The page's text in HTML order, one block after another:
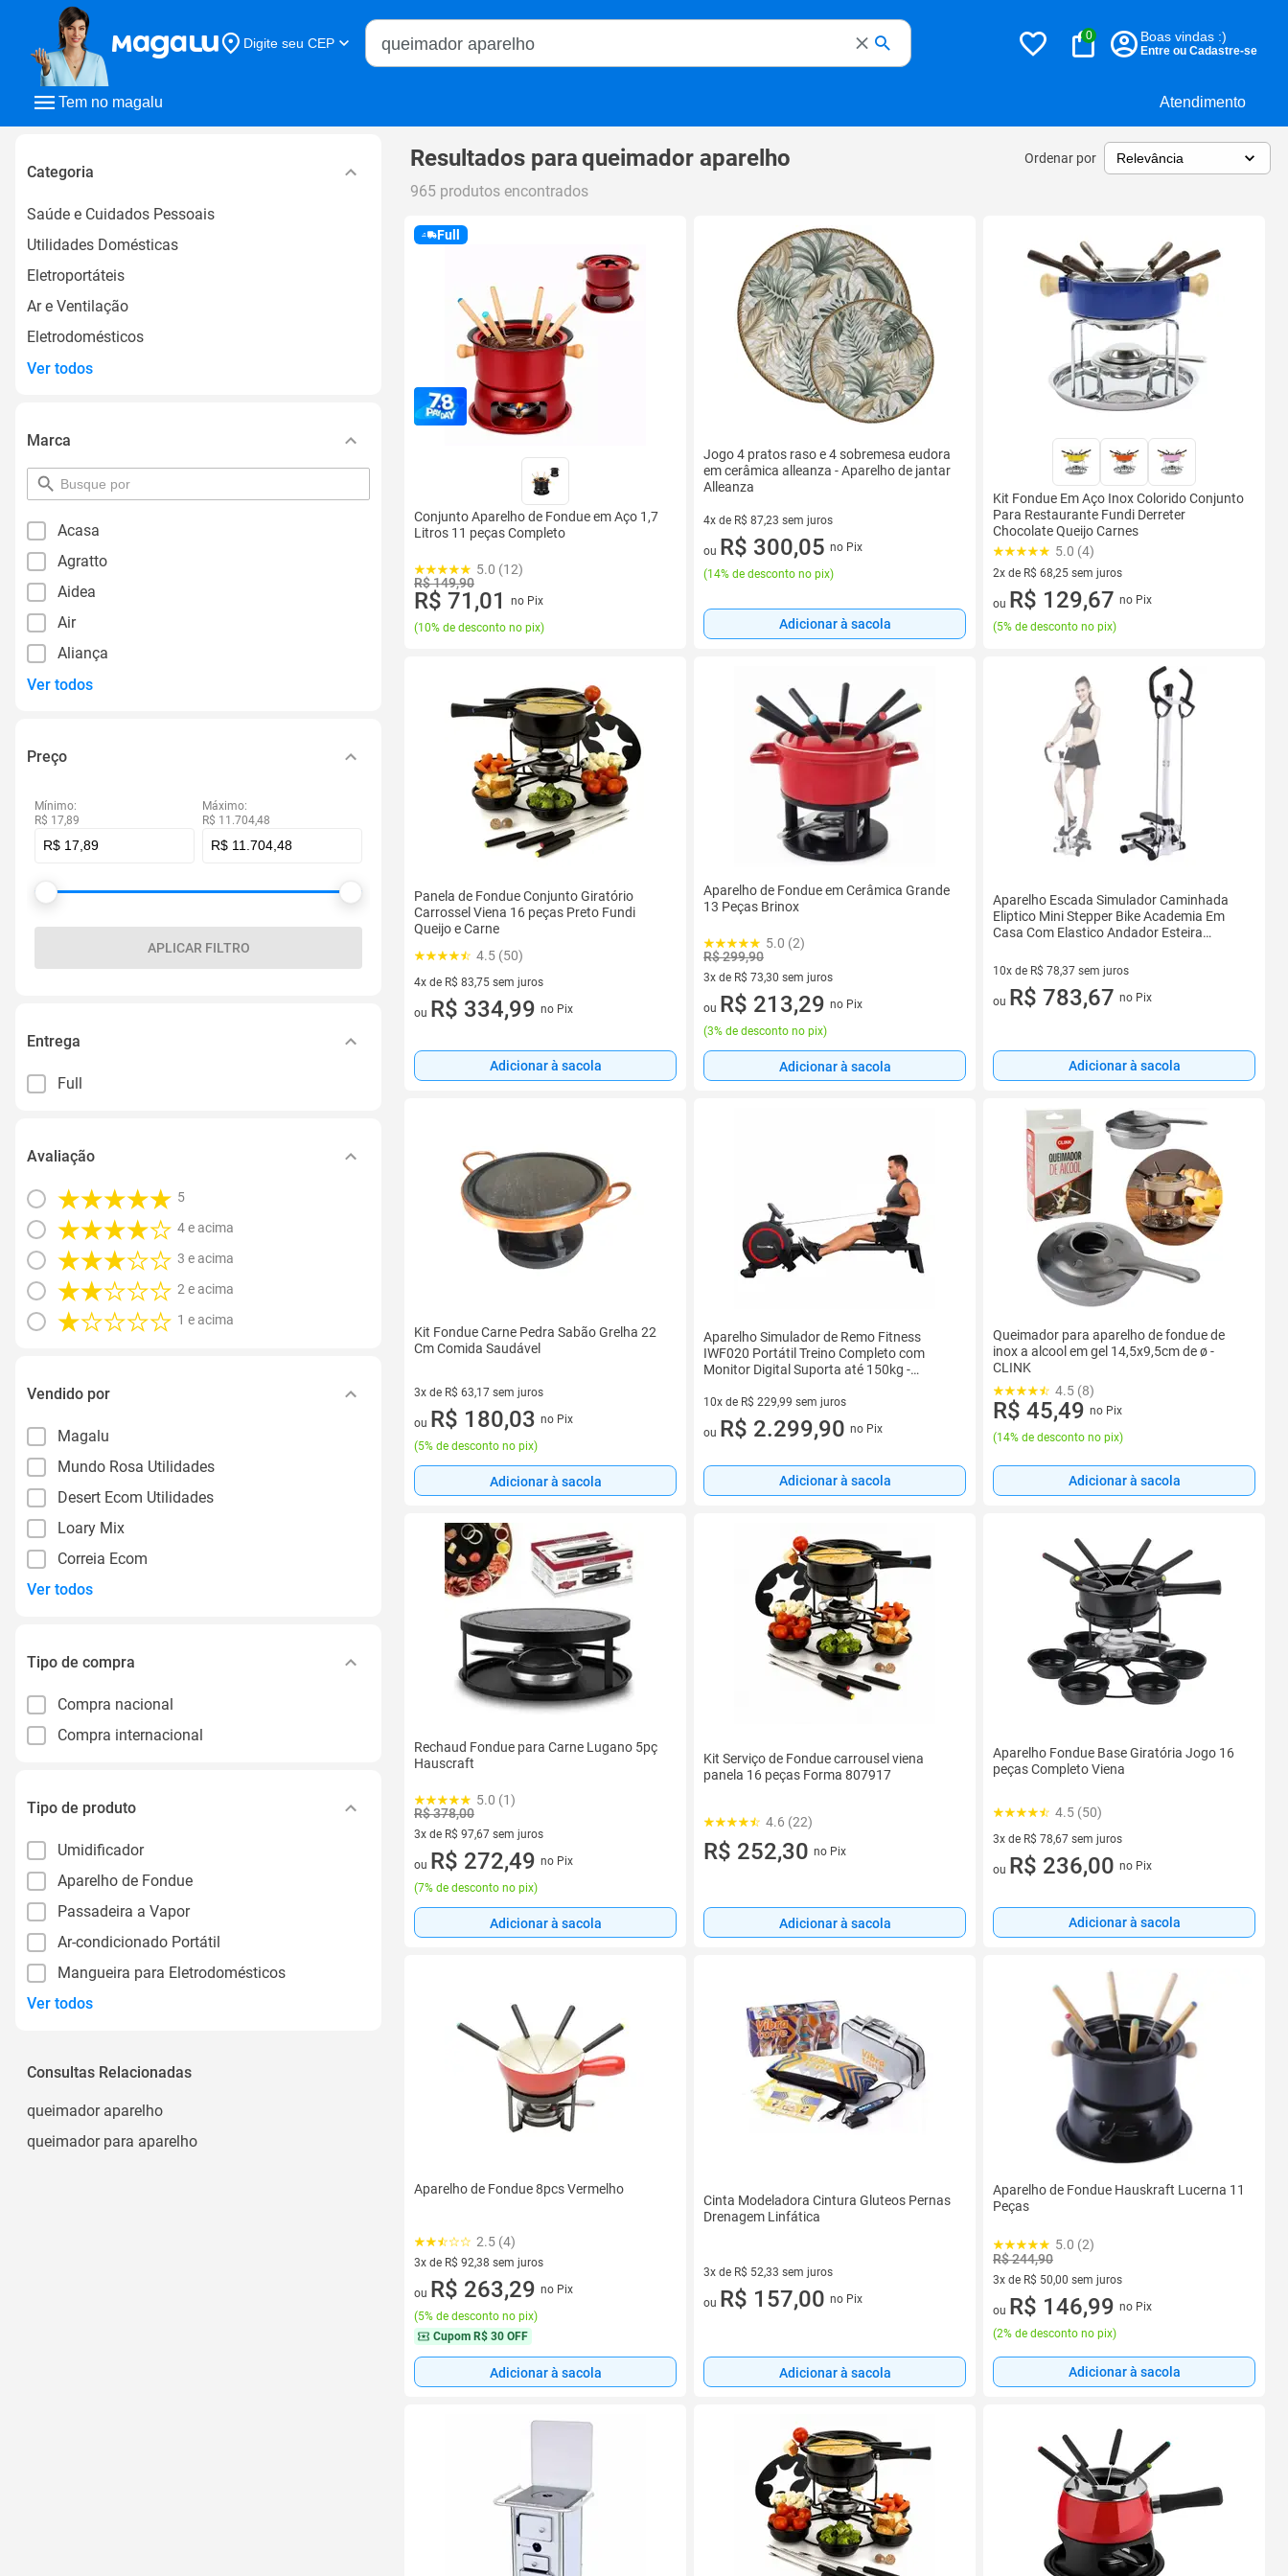
Tem no magalu Atendimento
Digite seu CEP
Buscar no Magalu
0 Boas vindas :)
Entre ou Cadastre-se
Categoria
Saúde e Cuidados Pessoais
Utilidades Domésticas
Eletroportáteis
Ar e Ventilação
Eletrodomésticos
Ver todos
Marca
pesquisar
por
Acasa
Agratto
Aidea
Air
Aliança
Ver todos
Preço
Mínimo:
R$ 17,89
Máximo:
R$ 11.704,48
APLICAR FILTRO
Entrega
Full
Avaliação
5
4 e acima
3 e acima
2 e acima
1 e acima
Vendido por
Magalu
Mundo Rosa Utilidades
Desert Ecom Utilidades
Loary Mix
Correia Ecom
Ver todos
Tipo de compra
Compra nacional
Compra internacional
Tipo de produto
Umidificador
Aparelho de Fondue
Passadeira a Vapor
Ar-condicionado Portátil
Mangueira para Eletrodomésticos
Ver todos
Consultas Relacionadas
queimador aparelho
queimador para aparelho
Resultados paraqueimador aparelho Ordenar por
965 produtos encontrados
Full
Conjunto Aparelho de Fondue em Aço 1,7
Litros 11 peças Completo
5.0 (12)
R$ 149,90
R$ 71,01
no Pix
(10% de desconto no pix)
Jogo 4 pratos raso e 4 sobremesa eudora
em cerâmica alleanza - Aparelho de jantar
Alleanza
4x de R$ 87,23 sem juros
4 vez de R$ 87,23 sem juros
ou R$ 300,05 no Pix
(14% de desconto no pix)
Adicionar à sacola
Kit Fondue Em Aço Inox Colorido Conjunto
Para Restaurante Fundi Derreter
Chocolate Queijo Carnes
5.0 (4)
2x de R$ 68,25 sem juros
2 vez de R$ 68,25 sem juros
ou R$ 129,67 no Pix
(5% de desconto no pix)
Panela de Fondue Conjunto Giratório
Carrossel Viena 16 peças Preto Fundi
Queijo e Carne
4.5 (50)
4x de R$ 83,75 sem juros
4 vez de R$ 83,75 sem juros
ou R$ 334,99 no Pix
Adicionar à sacola
Aparelho de Fondue em Cerâmica Grande
13 Peças Brinox
5.0 (2)
R$ 299,90
3x de R$ 73,30 sem juros
3 vez de R$ 73,30 sem juros
ou R$ 213,29 no Pix
(3% de desconto no pix)
Adicionar à sacola
Aparelho Escada Simulador Caminhada
Eliptico Mini Stepper Bike Academia Em
Casa Com Elastico Andador Esteira
10x de R$ 78,37 sem juros
10 vez de R$ 78,37 sem juros
ou R$ 783,67 no Pix
Adicionar à sacola
Kit Fondue Carne Pedra Sabão Grelha 22
Cm Comida Saudável
3x de R$ 63,17 sem juros
3 vez de R$ 63,17 sem juros
ou R$ 180,03 no Pix
(5% de desconto no pix)
Adicionar à sacola
Aparelho Simulador de Remo Fitness
IWF020 Portátil Treino Completo com
Monitor Digital Suporta até 150kg -
10x de R$ 229,99 sem juros
10 vez de R$ 229,99 sem juros
ou R$ 2.299,90 no Pix
Adicionar à sacola
Queimador para aparelho de fondue de
inox a alcool em gel 14,5x9,5cm de ø -
CLINK
4.5 (8)
R$ 45,49 no Pix
(14% de desconto no pix)
Adicionar à sacola
Rechaud Fondue para Carne Lugano 5pç
Hauscraft
5.0 (1)
R$ 378,00
3x de R$ 97,67 sem juros
3 vez de R$ 97,67 sem juros
ou R$ 272,49 no Pix
(7% de desconto no pix)
Adicionar à sacola
Kit Serviço de Fondue carrousel viena
panela 16 peças Forma 807917
4.6 (22)
R$ 252,30 no Pix
Adicionar à sacola
Aparelho Fondue Base Giratória Jogo 16
peças Completo Viena
4.5 (50)
3x de R$ 78,67 sem juros
3 vez de R$ 78,67 sem juros
ou R$ 236,00 no Pix
Adicionar à sacola
Aparelho de Fondue 8pcs Vermelho
2.5 (4)
3x de R$ 92,38 sem juros
3 vez de R$ 92,38 sem juros
ou R$ 263,29 no Pix
(5% de desconto no pix)
Cupom R$ 30 OFF
Adicionar à sacola
Cinta Modeladora Cintura Gluteos Pernas
Drenagem Linfática
3x de R$ 52,33 sem juros
3 vez de R$ 52,33 sem juros
ou R$ 157,00 no Pix
Adicionar à sacola
Aparelho de Fondue Hauskraft Lucerna 11
Peças
5.0 (2)
R$ 244,90
3x de R$ 50,00 sem juros
3 vez de R$ 50,00 sem juros
ou R$ 146,99 no Pix
(2% de desconto no pix)
Adicionar à sacola